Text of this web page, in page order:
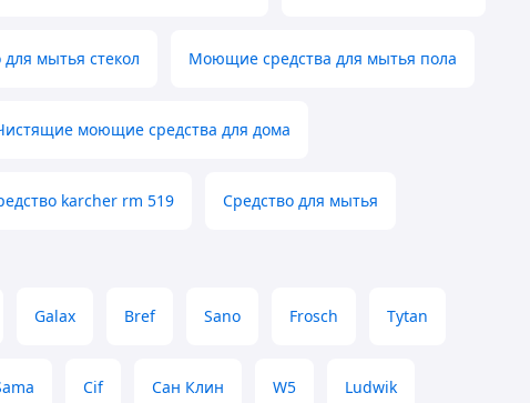
для мытья стекол Моющие средства для мытья пола
моющие средства для дома
karcher rm 519 Средство для мытья
Galax Bref Sano Frosch Tytan
Cif Сан Клин W5 Ludwik